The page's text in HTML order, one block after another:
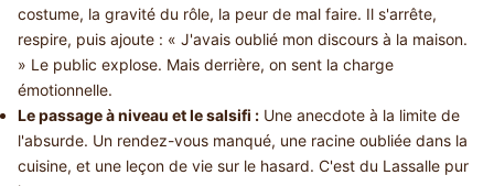
costume, la gravité du rôle, la peur de mal faire. Il s'arrête,
respire, puis ajoute : « J'avais oublié mon discours à la maison.
» Le public explose. Mais derrière, on sent la charge
émotionnelle.
Le passage à niveau et le salsifi : Une anecdote à la limite de
l'absurde. Un rendez-vous manqué, une racine oubliée dans la
cuisine, et une leçon de vie sur le hasard. C'est du Lassalle pur